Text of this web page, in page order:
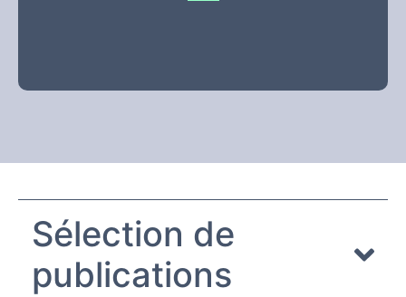
Sélection de
publications